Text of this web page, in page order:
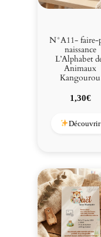
N°A11- faire-
naissance
L’Alphabet
Animaux
Kangourou
1,30€
Découvrir